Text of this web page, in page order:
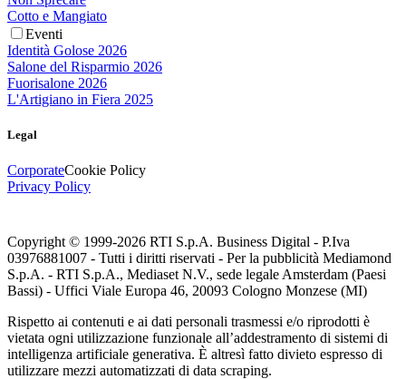
Cotto e Mangiato
Eventi
Identità Golose 2026
Salone del Risparmio 2026
Fuorisalone 2026
L'Artigiano in Fiera 2025
Legal
CorporateCookie Policy
Privacy Policy
Copyright © 1999-2026 RTI S.p.A. Business Digital - P.Iva
03976881007 - Tutti i diritti riservati - Per la pubblicità Mediamond
S.p.A. - RTI S.p.A., Mediaset N.V., sede legale Amsterdam (Paesi
Bassi) - Uffici Viale Europa 46, 20093 Cologno Monzese (MI)
Rispetto ai contenuti e ai dati personali trasmessi e/o riprodotti è
vietata ogni utilizzazione funzionale all’addestramento di sistemi di
intelligenza artificiale generativa. È altresì fatto divieto espresso di
utilizzare mezzi automatizzati di data scraping.